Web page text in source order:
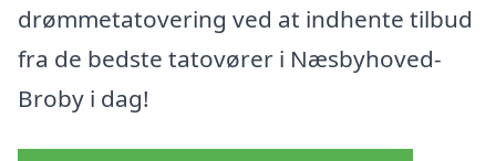
drømmetatovering ved at indhente tilbud
fra de bedste tatovører i Næsbyhoved-
Broby i dag!